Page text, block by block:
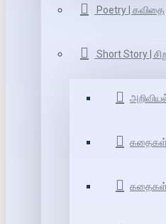
Poetry | கவிதை
Short Story |